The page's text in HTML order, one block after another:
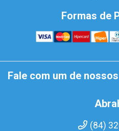
Formas de
Fale com um de
(84)